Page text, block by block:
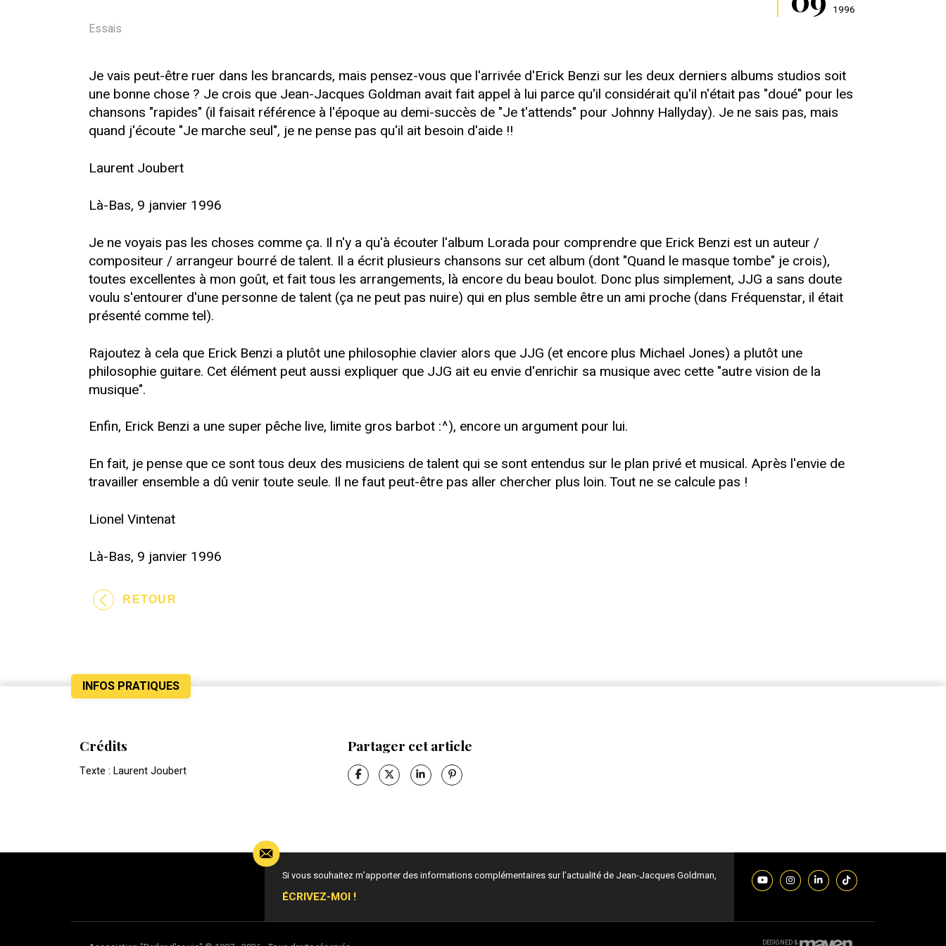
1996
Essais
Je vais peut-être ruer dans les brancards, mais pensez-vous que l'arrivée d'Erick Benzi sur les deux derniers albums studios soit
une bonne chose ? Je crois que Jean-Jacques Goldman avait fait appel à lui parce qu'il considérait qu'il n'était pas "doué" pour les
chansons "rapides" (il faisait référence à l'époque au demi-succès de "Je t'attends" pour Johnny Hallyday). Je ne sais pas, mais
quand j'écoute "Je marche seul", je ne pense pas qu'il ait besoin d'aide !!
Laurent Joubert
Là-Bas, 9 janvier 1996
Je ne voyais pas les choses comme ça. Il n'y a qu'à écouter l'album Lorada pour comprendre que Erick Benzi est un auteur /
compositeur / arrangeur bourré de talent. Il a écrit plusieurs chansons sur cet album (dont "Quand le masque tombe" je crois),
toutes excellentes à mon goût, et fait tous les arrangements, là encore du beau boulot. Donc plus simplement, JJG a sans doute
voulu s'entourer d'une personne de talent (ça ne peut pas nuire) qui en plus semble être un ami proche (dans Fréquenstar, il était
présenté comme tel).
Rajoutez à cela que Erick Benzi a plutôt une philosophie clavier alors que JJG (et encore plus Michael Jones) a plutôt une
philosophie guitare. Cet élément peut aussi expliquer que JJG ait eu envie d'enrichir sa musique avec cette "autre vision de la
musique".
Enfin, Erick Benzi a une super pêche live, limite gros barbot :^), encore un argument pour lui.
En fait, je pense que ce sont tous deux des musiciens de talent qui se sont entendus sur le plan privé et musical. Après l'envie de
travailler ensemble a dû venir toute seule. Il ne faut peut-être pas aller chercher plus loin. Tout ne se calcule pas !
Lionel Vintenat
Là-Bas, 9 janvier 1996
RETOUR
INFOS PRATIQUES
Crédits
Texte : Laurent Joubert
Partager cet article
Si vous souhaitez m’apporter des informations complémentaires sur l’actualité de Jean-Jacques Goldman,
ÉCRIVEZ-MOI !
DESIGNED &